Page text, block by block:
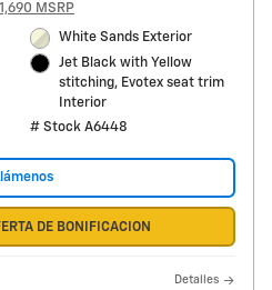
MSRP
White Sands Exterior
Jet Black with Yellow
stitching, Evotex seat trim
Interior
# Stock A6448
DE BONIFICACION
Detalles